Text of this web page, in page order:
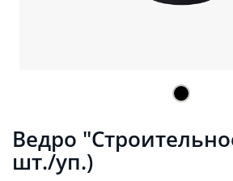
Ведро
шт./уп.)